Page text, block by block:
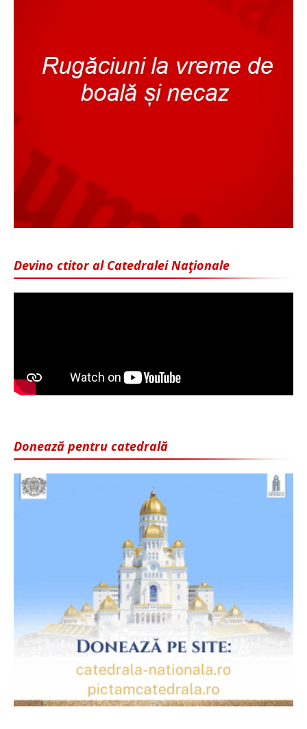
Devino ctitor al Catedralei Naţionale
Donează pentru catedrală